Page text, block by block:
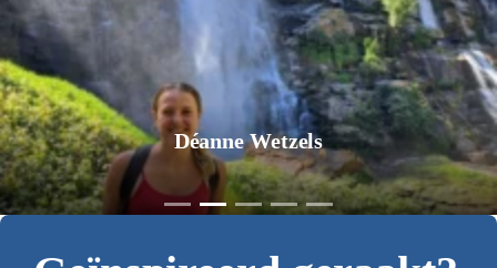
Déanne Wetzels